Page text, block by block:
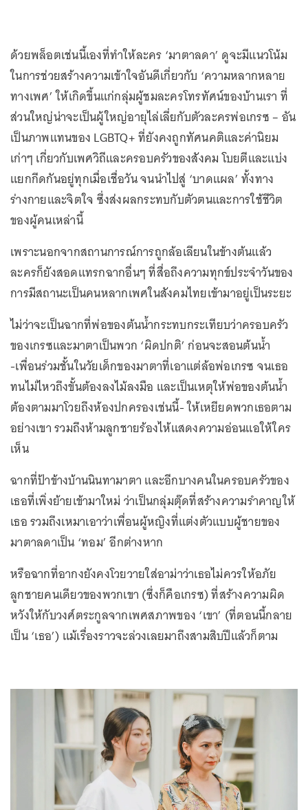
ด้วยพล็อตเช่นนี้เองที่ทำให้ละคร ‘มาตาลดา’ ดูจะมีแนวโน้ม
ในการช่วยสร้างความเข้าใจอันดีเกี่ยวกับ ‘ความหลากหลาย
ทางเพศ’ ให้เกิดขึ้นแก่กลุ่มผู้ชมละครโทรทัศน์ของบ้านเรา ที่
ส่วนใหญ่น่าจะเป็นผู้ใหญ่อายุไล่เลี่ยกับตัวละครพ่อเกรซ – อัน
เป็นภาพแทนของ LGBTQ+ ที่ยังคงถูกทัศนคติและค่านิยม
เก่าๆ เกี่ยวกับเพศวิถีและครอบครัวของสังคม โบยตีและแบ่ง
แยกกีดกันอยู่ทุกเมื่อเชื่อวัน จนนำไปสู่ ‘บาดแผล’ ทั้งทาง
ร่างกายและจิตใจ ซึ่งส่งผลกระทบกับตัวตนและการใช้ชีวิต
ของผู้คนเหล่านี้
เพราะนอกจากสถานการณ์การถูกล้อเลียนในข้างต้นแล้ว
ละครก็ยังสอดแทรกฉากอื่นๆ ที่สื่อถึงความทุกข์ประจำวันของ
การมีสถานะเป็นคนหลากเพศในสังคมไทยเข้ามาอยู่เป็นระยะ
ไม่ว่าจะเป็นฉากที่พ่อของต้นน้ำกระทบกระเทียบว่าครอบครัว
ของเกรซและมาตาเป็นพวก ‘ผิดปกติ’ ก่อนจะสอนต้นน้ำ
-เพื่อนร่วมชั้นในวัยเด็กของมาตาที่เอาแต่ล้อพ่อเกรซ จนเธอ
ทนไม่ไหวถึงขั้นต้องลงไม้ลงมือ และเป็นเหตุให้พ่อของต้นน้ำ
ต้องตามมาโวยถึงห้องปกครองเช่นนี้- ให้เหยียดพวกเธอตาม
อย่างเขา รวมถึงห้ามลูกชายร้องไห้แสดงความอ่อนแอให้ใคร
เห็น
ฉากที่ป้าข้างบ้านนินทามาตา และอีกบางคนในครอบครัวของ
เธอที่เพิ่งย้ายเข้ามาใหม่ ว่าเป็นกลุ่มตุ๊ดที่สร้างความรำคาญให้
เธอ รวมถึงเหมาเอาว่าเพื่อนผู้หญิงที่แต่งตัวแบบผู้ชายของ
มาตาลดาเป็น ‘ทอม’ อีกต่างหาก
หรือฉากที่อากงยังคงโวยวายใส่อาม่าว่าเธอไม่ควรให้อภัย
ลูกชายคนเดียวของพวกเขา (ซึ่งก็คือเกรซ) ที่สร้างความผิด
หวังให้กับวงศ์ตระกูลจากเพศสภาพของ ‘เขา’ (ที่ตอนนี้กลาย
เป็น ‘เธอ’) แม้เรื่องราวจะล่วงเลยมาถึงสามสิบปีแล้วก็ตาม